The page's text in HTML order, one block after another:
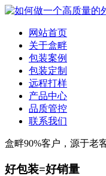
网站首页
关于盒畔
包装案例
包装定制
远程打样
产品中心
品质管控
联系我们
盒畔90%客户，源于老
好包装=好销量